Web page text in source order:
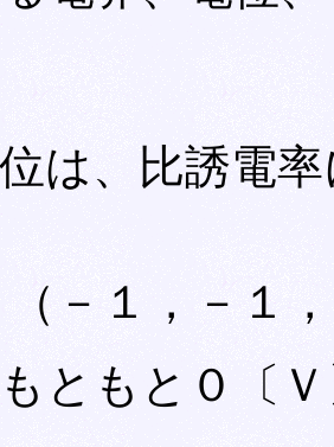
は、比誘電
－１，－１
ともと０〔